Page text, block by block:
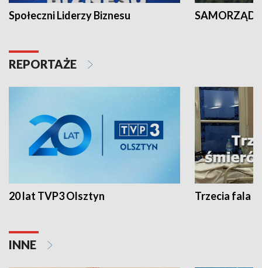
Społeczni Liderzy Biznesu SAMORZĄD
REPORTAŻE
20 lat TVP3 Olsztyn Trzecia fala -
INNE